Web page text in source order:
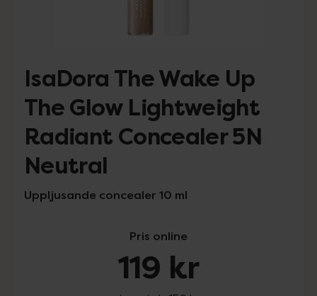
IsaDora The Wake Up
The Glow Lightweight
Radiant Concealer 5N
Neutral
Uppljusande concealer 10 ml
Pris online
119 kr